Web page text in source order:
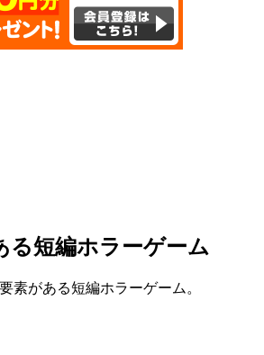
る短編ホラーゲーム
がある短編ホラーゲーム。